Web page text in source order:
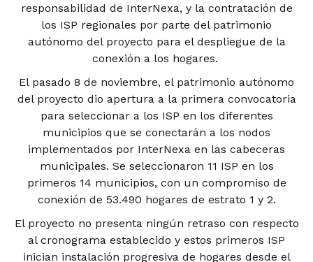
responsabilidad de InterNexa, y la contratación de
los ISP regionales por parte del patrimonio
autónomo del proyecto para el despliegue de la
conexión a los hogares.
El pasado 8 de noviembre, el patrimonio autónomo
del proyecto dio apertura a la primera convocatoria
para seleccionar a los ISP en los diferentes
municipios que se conectarán a los nodos
implementados por InterNexa en las cabeceras
municipales. Se seleccionaron 11 ISP en los
primeros 14 municipios, con un compromiso de
conexión de 53.490 hogares de estrato 1 y 2.
El proyecto no presenta ningún retraso con respecto
al cronograma establecido y estos primeros ISP
inician instalación progresiva de hogares desde el